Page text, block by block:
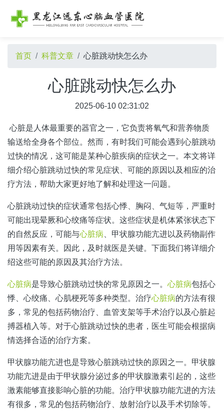
首页 科普文章 心脏跳动快怎么办
心脏跳动快怎么办
2025-06-10 02:31:02
心脏是人体最重要的器官之一，它负责将氧气和营养物质
输送给全身各个部位。然而，有时我们可能会遇到心脏跳动
过快的情况，这可能是某种心脏疾病的症状之一。本文将详
细介绍心脏跳动过快的常见症状、可能的原因以及相应的治
疗方法，帮助大家更好地了解和处理这一问题。
心脏跳动过快的症状通常包括心悸、胸闷、气短等，严重时
可能出现晕厥和心绞痛等症状。这些症状是机体紧张状态下
的自然反应，可能与心脏病 、甲状腺功能亢进以及药物副作
用等因素有关。因此，及时就医是关键。下面我们将详细介
绍这些可能的原因及其治疗方法。
心脏病是导致心脏跳动过快的常见原因之一。 心脏病包括心
悸、心绞痛、心肌梗死等多种类型。治疗心脏病的方法有很
多，常见的包括药物治疗、血管支架等手术治疗以及心脏起
搏器植入等。对于心脏跳动过快的患者，医生可能会根据病
情选择合适的治疗方案。
甲状腺功能亢进也是导致心脏跳动过快的原因之一。甲状腺
功能亢进是由于甲状腺分泌过多的甲状腺激素引起的，这些
激素能够直接影响心脏的功能。治疗甲状腺功能亢进的方法
有很多，常见的包括药物治疗、放射治疗以及手术切除等。